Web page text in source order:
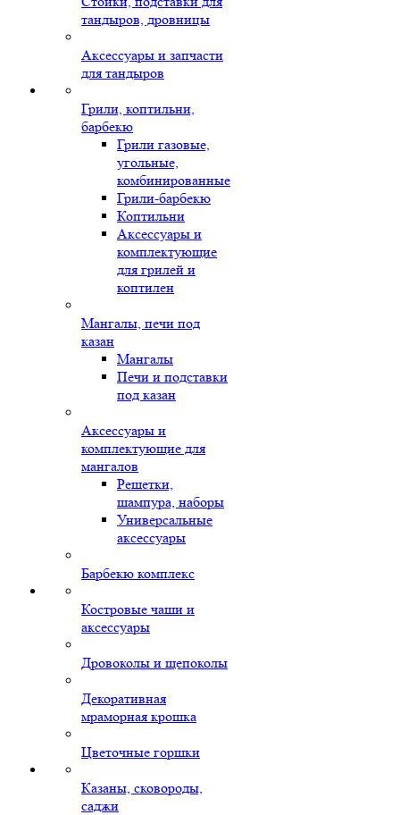
тандыров, дровницы
Аксессуары и запчасти
для тандыров
Грили, коптильни,
барбекю
Грили газовые,
угольные,
комбинированные
Грили-барбекю
Коптильни
Аксессуары и
комплектующие
для грилей и
коптилен
Мангалы, печи под
казан
Мангалы
Печи и подставки
под казан
Аксессуары и
комплектующие для
мангалов
Решетки,
шампура, наборы
Универсальные
аксессуары
Барбекю комплекс
Костровые чаши и
аксессуары
Дровоколы и щепоколы
Декоративная
мраморная крошка
Цветочные горшки
Казаны, сковороды,
саджи